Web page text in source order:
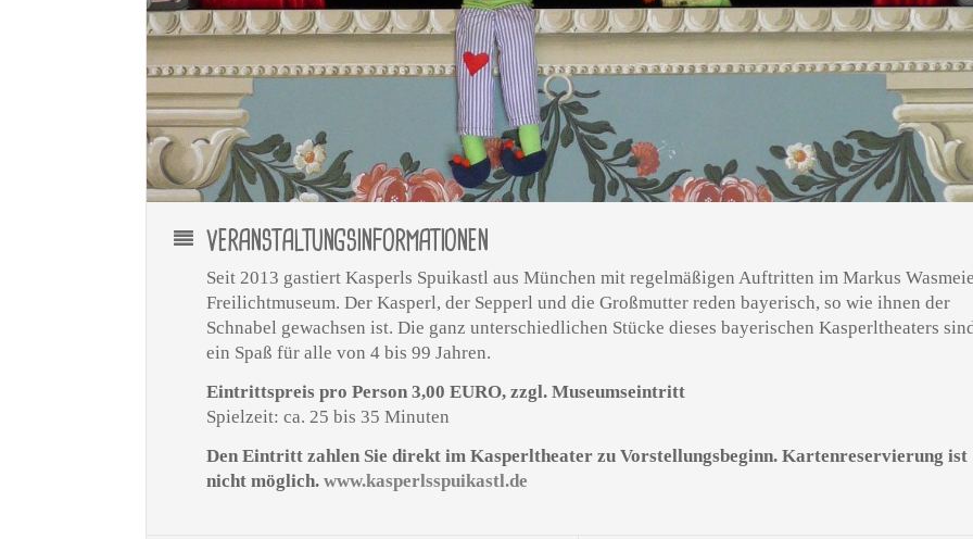
VERANSTALTUNGSINFORMATIONEN
Seit 2013 gastiert Kasperls Spuikastl aus München mit regelmäßigen Auftritten im Markus
Freilichtmuseum. Der Kasperl, der Sepperl und die Großmutter reden bayerisch, so wie ihnen der
Schnabel gewachsen ist. Die ganz unterschiedlichen Stücke dieses bayerischen Kasperltheaters
ein Spaß für alle von 4 bis 99 Jahren.
Eintrittspreis pro Person 3,00 EURO, zzgl. Museumseintritt
Spielzeit: ca. 25 bis 35 Minuten
Den Eintritt zahlen Sie direkt im Kasperltheater zu Vorstellungsbeginn. Kartenreservierung ist
nicht möglich.www.kasperlsspuikastl.de